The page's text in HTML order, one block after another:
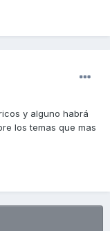
y alguno habrá
los temas que mas